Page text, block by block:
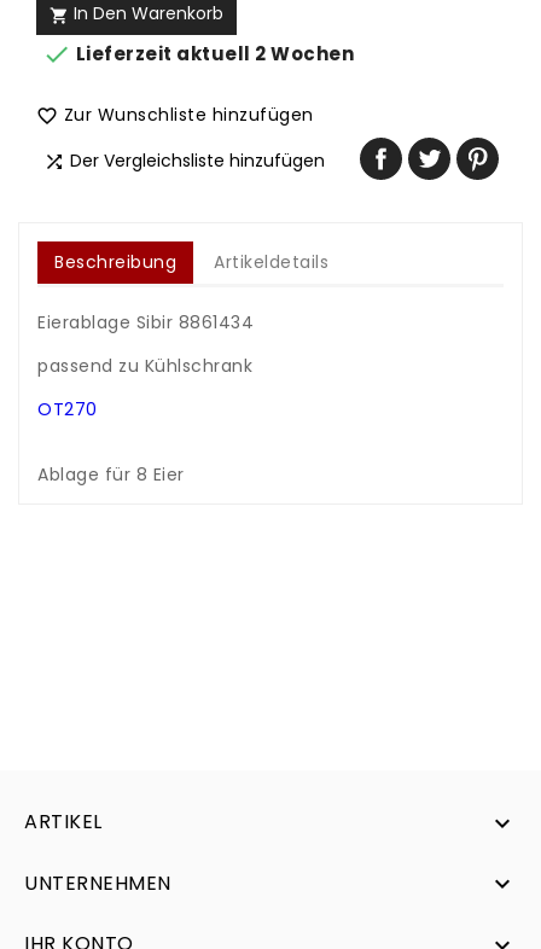
 In Den Warenkorb
 Lieferzeit aktuell 2 Wochen
 Zur Wunschliste hinzufügen
 Der Vergleichsliste hinzufügen
Beschreibung Artikeldetails
Eierablage Sibir 8861434
passend zu Kühlschrank
OT270
Ablage für 8 Eier
ARTIKEL 
UNTERNEHMEN 